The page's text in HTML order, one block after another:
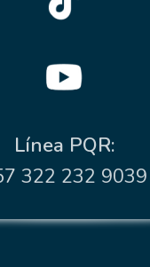
Línea PQR:
322 232 9039